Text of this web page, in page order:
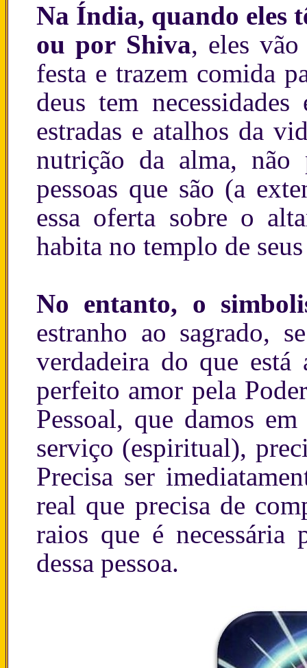
Na Índia, quando eles
ou por Shiva, eles
festa e trazem comida
deus tem
estradas e atalhos da
nutrição da alma, não
pessoas que são (a
essa oferta sobre o
habita no templo de
No entanto, o
estranho ao sagrado,
verdadeira do que
perfeito amor pela
Pessoal, que damos
serviço (espiritual),
Precisa ser
real que precisa de
raios que é necessária
dessa pessoa.